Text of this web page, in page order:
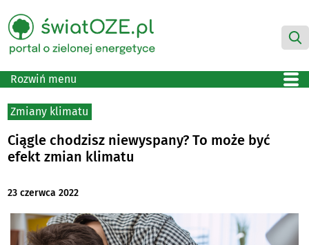
Rozwiń menu
Zmiany klimatu
Ciągle chodzisz niewyspany? To może być
efekt zmian klimatu
23 czerwca 2022